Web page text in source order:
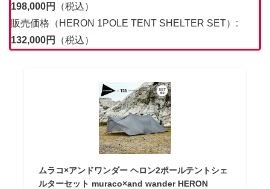
198,000円
（税込）
販売価格（HERON 1POLE TENT SHELTER SET）:
132,000円
（税込）
ムラコ×アンドワンダー ヘロン2ポールテントシェ
ルターセット muraco×and wander HERON